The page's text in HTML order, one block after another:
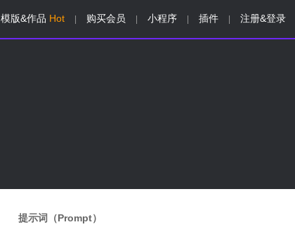
模版&作品 Hot 购买会员 小程序 插件 注册&登录
提示词（Prompt）